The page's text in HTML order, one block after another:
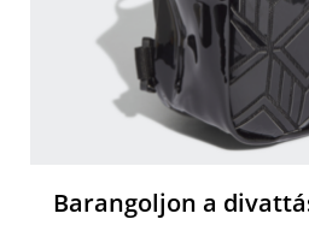
Barangoljon a